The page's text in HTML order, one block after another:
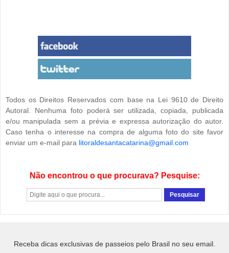
Todos os Direitos Reservados com base na Lei 9610 de Direito
Autoral. Nenhuma foto poderá ser utilizada, copiada, publicada
e/ou manipulada sem a prévia e expressa autorização do autor.
Caso tenha o interesse na compra de alguma foto do site favor
enviar um e-mail para litoraldesantacatarina@gmail.com
Não encontrou o que procurava? Pesquise:
Receba dicas exclusivas de passeios pelo Brasil no seu email.